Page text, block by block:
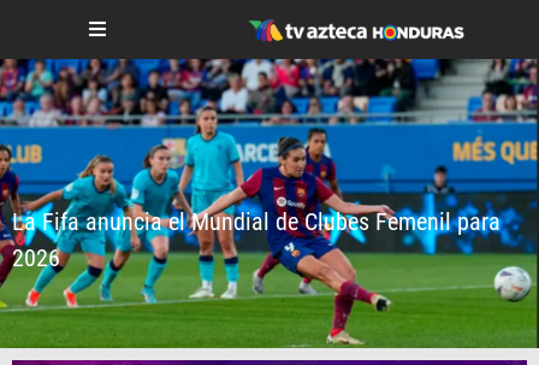
La Fifa anuncia el Mundial de Clubes Femenil para
2026